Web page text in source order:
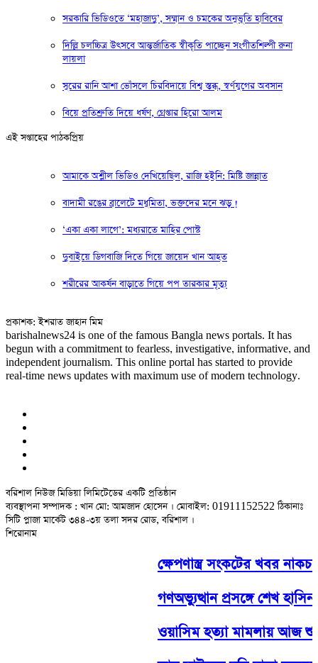
সরকারি ভিডিওতে ‘মহাজাদু’, সম্মান ও চমকের অনুভূতি হাবিবের
দিল্লি চলচ্চিত্র উৎসবে আন্তর্জাতিক স্বীকৃতি পাচ্ছেন সংগীতশিল্পী রুনা
লায়লা
সুরের রানি আশা ভোঁসলে চিরবিদায়ে বিশ্ব স্তব্ধ, স্বর্ণযুগের অবসান
বিয়ে প্রতিশ্রুতি দিয়ে ধর্ষণ, গ্রেপ্তার হিরো আলম
এই সপ্তাহের পাঠকপ্রিয়
আমাকে অশ্লীল ভিডিও দেখিয়েছিল, রাজি হইনি: মিষ্টি জান্নাত
বাদামী রঙের ব্রালেটে মধুমিতা, ভক্তদের মনে ঝড় !
‘একা একা লাগে’: মধ্যরাতে মাহির পোস্ট
দুবাইয়ে ডিগবাজি দিতে গিয়ে জায়েদ খান আহত
শরীরের আকর্ষন বাড়াতে গিয়ে পপ তারকার মৃত্যু
প্রকাশক: ইশরাত জাহান মিম
barishalnews24 is one of the famous Bangla news portals. It has
begun with a commitment to fearless, investigative, informative, and
independent journalism. This online portal has started to provide
real-time news updates with maximum use of modern technology.
বরিশাল নিউজ মিডিয়া লিমিটেডের একটি প্রতিষ্ঠান
ব্যবস্থাপনা সম্পাদক : খান মো: আমজাদ হোসেন । মোবাইল: 01911152522 ঠিকানাঃ
সিটি প্লাজা মার্কেট ৩৪৪-৩য় তলা সদর রোড, বরিশাল ।
শিরোনাম
ক্ষেপণাস্ত্র সংকটের খবর নাকচ
গণঅভ্যুত্থান প্রসঙ্গে শেখ
ওয়াসিম হত্যা মামলায় আজ শুরু